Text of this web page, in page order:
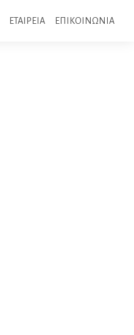
ΕΤΑΙΡΕΙΑ ΕΠΙΚΟΙΝΩΝΙΑ